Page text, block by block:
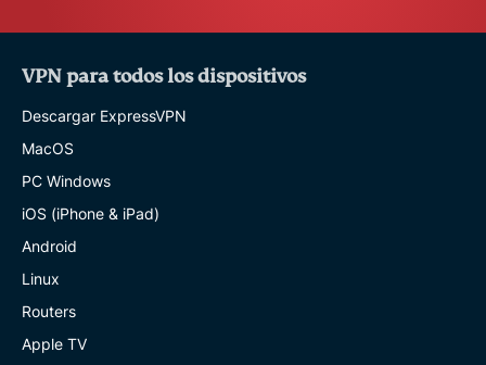
VPN para todos los dispositivos
Descargar ExpressVPN
MacOS
PC Windows
iOS (iPhone & iPad)
Android
Linux
Routers
Apple TV